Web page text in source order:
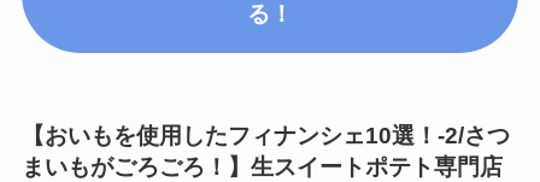
る！
【おいもを使用したフィナンシェ10選！ -2/さつ
まいもがごろごろ！ 】生スイートポテト専門店